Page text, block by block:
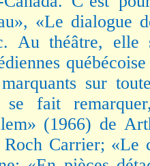
«Le dialogue
Au théâtre, elle
sur
fait
(1966) de
Carrier; «Le